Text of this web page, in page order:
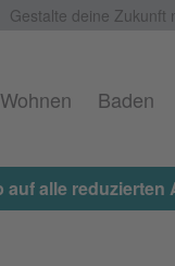
Gestalte deine Zukunft
Wohnen Baden